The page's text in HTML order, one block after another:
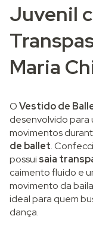
Juvenil
Maria
OVestido de
desenvolvido para
movimentos
de ballet.
possui saia
caimento fluido e
movimento da
ideal para quem
dança.